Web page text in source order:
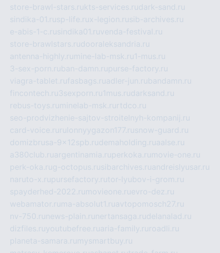
store-brawl-stars.rukts-services.rudark-sand.ru
sindika-01.rusp-life.rux-legion.rusib-archives.ru
e-abis-1-c.rusindika01.ruvenda-festival.ru
store-brawlstars.rudooraleksandria.ru
antenna-highly.ru mine-lab-msk.ru1-mus.ru
3-sex-porn.ruban-damn.rupurse-factory.ru
viagra-tablet.rufasbags.ruadler-jun.rubandamn.ru
fincontech.ru3sexporn.ru1mus.rudarksand.ru
rebus-toys.ru minelab-msk.ru rtdco.ru
seo-prodvizhenie-sajtov-stroitelnyh-kompanij.ru
card-voice.ru rulonnyygazon177.rusnow-guard.ru
domizbrusa-9x12spb.rudemaholding.ruaalse.ru
a380club.ruargentinamia.ruperkoka.ru movie-one.ru
perk-oka.rug-octopus.rusibarchives.ruandreislyusar.ru
naruto-x.rupursefactory.rutor-lyubov-i-grom.ru
spayderhed-2022.ru movieone.ruevro-dez.ru
webamator.ru ma-absolut1.ruavtopomosch27.ru
nv-750.ru news-plain.ru nertansaga.rudelanalad.ru
dizfiles.ruyoutubefree.ruaria-family.ru roadli.ru
planeta-samara.ru mysmartbuy.ru